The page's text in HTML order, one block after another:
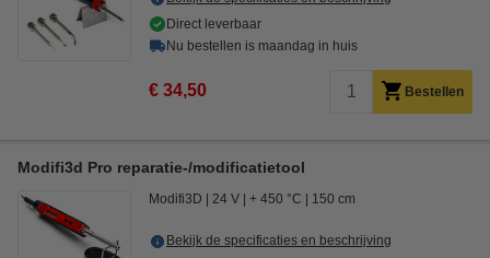
Direct leverbaar
Nu bestellen is maandag in huis
€ 34,50 Bestellen
Modifi3d Pro reparatie-/modificatietool
Modifi3D 24 V + 450 °C 150 cm
Bekijk de specificaties en beschrijving